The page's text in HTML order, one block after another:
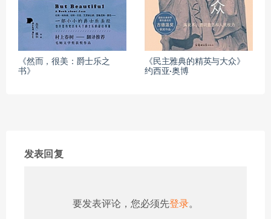
《然而，很美：爵士乐之
书》
《民主雅典的精英与大众》
约西亚·奥博
发表回复
要发表评论，您必须先登录。